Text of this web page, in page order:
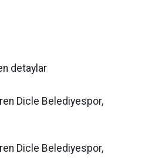
detaylar